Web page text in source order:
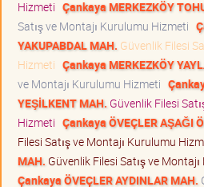
Hizmeti Çankaya MERKEZKÖY
Satış ve Montajı Kurulumu Hizmeti
YAKUPABDAL MAH. Güvenlik Filesi
Hizmeti Çankaya MERKEZKÖY
ve Montajı Kurulumu Hizmeti
YEŞİLKENT MAH. Güvenlik Filesi
Hizmeti Çankaya ÖVEÇLER AŞAĞI
Filesi Satış ve Montajı Kurulumu
MAH. Güvenlik Filesi Satış ve
Çankaya ÖVEÇLER AYDINLAR MAH.